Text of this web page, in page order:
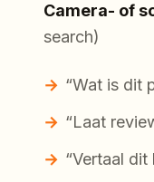
Camera- of
search)
“Wat is dit
“Laat
“Vertaal dit